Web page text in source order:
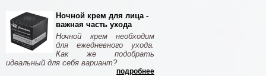
Ночной крем для лица -
важная часть ухода
Ночной крем необходим
для ежедневного ухода.
Как же подобрать
идеальный для себя вариант?
подробнее